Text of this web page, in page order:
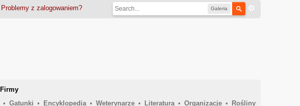
Galeria
Problemy z zalogowaniem?
Firmy
• Gatunki • Encyklopedia • Weterynarze • Literatura • Organizacje •
Rośliny